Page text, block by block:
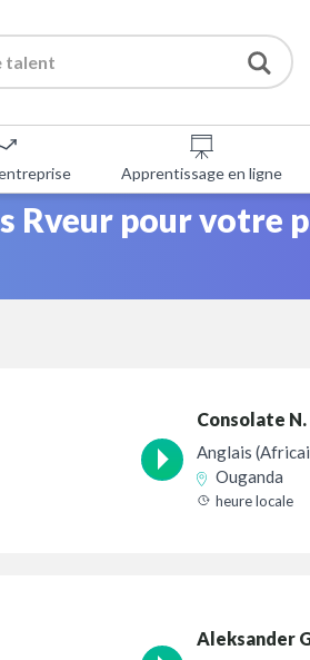
Apprentissage en ligne
Rveur pour votre
Consolate N.
Anglais
Ouganda
heure locale
Aleksander